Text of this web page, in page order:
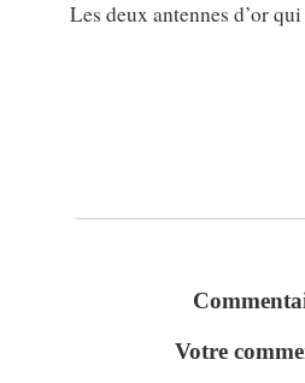
Les deux antennes d’or
Votre